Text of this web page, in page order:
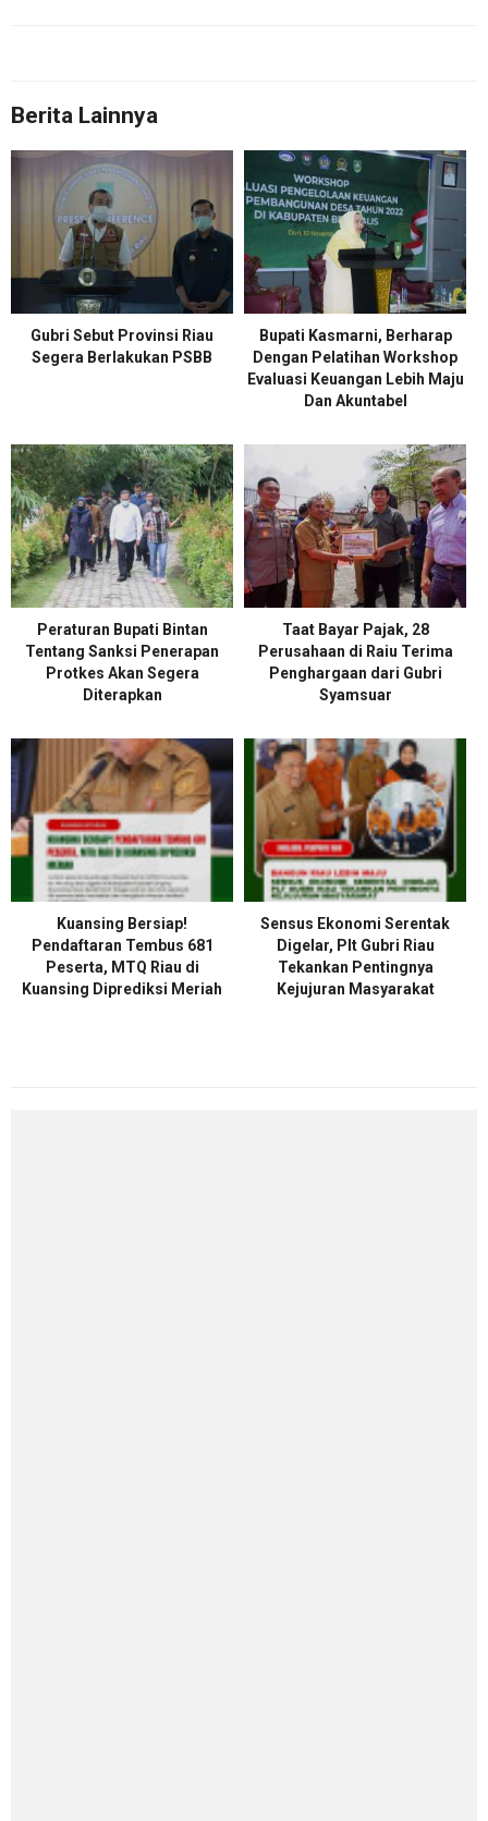
Berita Lainnya
Gubri Sebut Provinsi Riau
Segera Berlakukan PSBB
Bupati Kasmarni, Berharap
Dengan Pelatihan Workshop
Evaluasi Keuangan Lebih Maju
Dan Akuntabel
Peraturan Bupati Bintan
Tentang Sanksi Penerapan
Protkes Akan Segera
Diterapkan
Taat Bayar Pajak, 28
Perusahaan di Raiu Terima
Penghargaan dari Gubri
Syamsuar
Kuansing Bersiap!
Pendaftaran Tembus 681
Peserta, MTQ Riau di
Kuansing Diprediksi Meriah
Sensus Ekonomi Serentak
Digelar, Plt Gubri Riau
Tekankan Pentingnya
Kejujuran Masyarakat